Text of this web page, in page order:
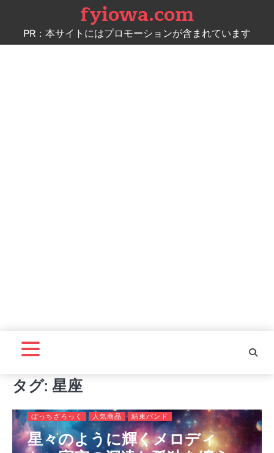
content
fyiowa.com
PR：本サイトにはプロモーションが含まれています
タグ: 星座
ぼっちざろっく 人気商品 結束バンド
星々のように輝くメロディ